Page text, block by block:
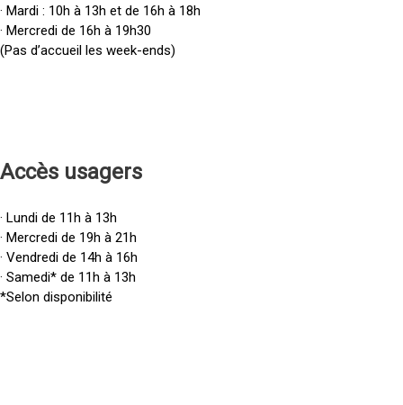
· Mardi : 10h à 13h et de 16h à 18h
· Mercredi de 16h à 19h30
(Pas d’accueil les week-ends)
Accès usagers
· Lundi de 11h à 13h
· Mercredi de 19h à 21h
· Vendredi de 14h à 16h
· Samedi* de 11h à 13h
*Selon disponibilité